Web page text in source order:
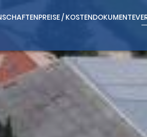
PREISE / KOSTENDOKUMENTE